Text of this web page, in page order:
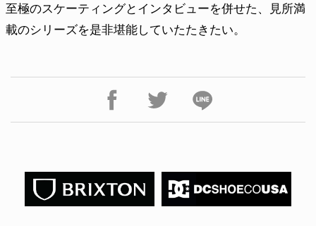
至極のスケーティングとインタビューを併せた、見所満
載のシリーズを是非堪能していたたきたい。